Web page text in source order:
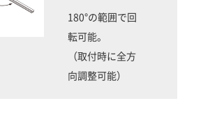
180°の範囲で回
転可能。
（取付時に全方
向調整可能）